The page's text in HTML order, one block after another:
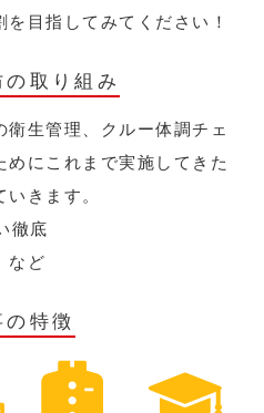
目指してみてください！
の取り組み
生管理、クルー体調チェ
めにこれまで実施してきた
きます。
徹底
など
の特徴